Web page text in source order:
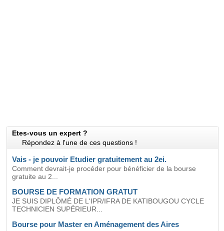
Etes-vous un expert ?
Répondez à l'une de ces questions !
Vais - je pouvoir Etudier gratuitement au 2ei.
Comment devrait-je procéder pour bénéficier de la bourse
gratuite au 2...
BOURSE DE FORMATION GRATUT
JE SUIS DIPLÔMÉ DE L'IPR/IFRA DE KATIBOUGOU CYCLE
TECHNICIEN SUPÉRIEUR...
Bourse pour Master en Aménagement des Aires